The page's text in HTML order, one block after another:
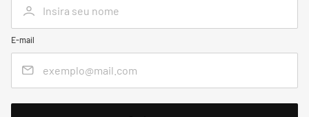
E-mail